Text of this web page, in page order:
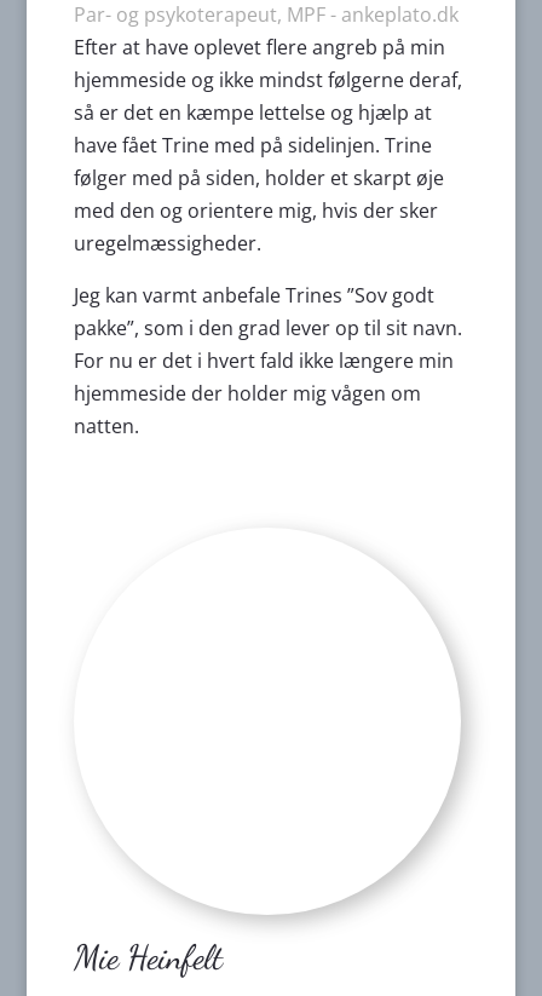
Par- og psykoterapeut, MPF - ankeplato.dk
Efter at have oplevet flere angreb på min
hjemmeside og ikke mindst følgerne deraf,
så er det en kæmpe lettelse og hjælp at
have fået Trine med på sidelinjen. Trine
følger med på siden, holder et skarpt øje
med den og orientere mig, hvis der sker
uregelmæssigheder.
Jeg kan varmt anbefale Trines ”Sov godt
pakke”, som i den grad lever op til sit navn.
For nu er det i hvert fald ikke længere min
hjemmeside der holder mig vågen om
natten.
Mie Heinfelt